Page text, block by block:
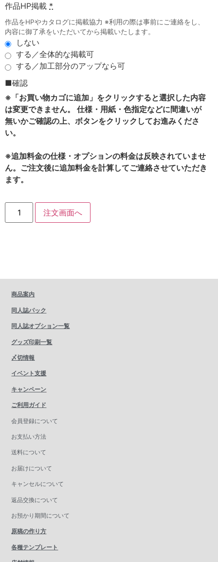
作品HP掲載 *
作品をHPやカタログに掲載協力 ※利用の際は事前にご連絡をし、
内容に御了承をいただいてから掲載いたします。
しない
する／全体的な掲載可
する／加工部分のアップなら可
■確認
※「お買い物カゴに追加」をクリックすると選択した内容
は変更できません。 仕様・用紙・色指定などに間違いが
無いかご確認の上、ボタンをクリックしてお進みくださ
い。
※追加料金の仕様・オプションの料金は反映されていませ
ん。ご注文後に追加料金を計算してご連絡させていただき
ます。
注文画面へ
商品案内
同人誌パック
同人誌オプション一覧
グッズ印刷一覧
〆切情報
イベント支援
キャンペーン
ご利用ガイド
会員登録について
お支払い方法
送料について
お届けについて
キャンセルについて
返品交換について
お預かり期間について
原稿の作り方
各種テンプレート